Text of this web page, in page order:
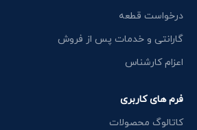
درخواست قطعه
گارانتی و خدمات پس از فروش
اعزام کارشناس
فرم های کاربری
کاتالوگ محصولات